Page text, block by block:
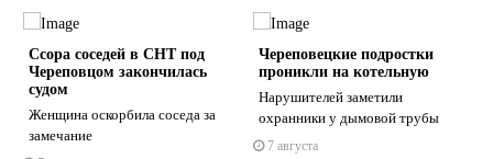
Ссора соседей в СНТ под
Череповцом закончилась
судом
Женщина оскорбила соседа за
замечание
Череповецкие подростки
проникли на котельную
Нарушителей заметили
охранники у дымовой трубы
7 августа